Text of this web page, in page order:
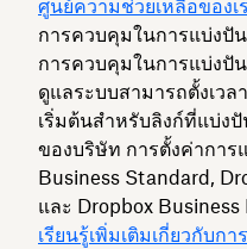
ศูนย์ความช่วยเหลือของเ
การควบคุมในการแบ่งปัน
การควบคุมในการแบ่งปั
ดูแลระบบสามารถตั้งเวล
เริ่มต้นสำหรับลิงก์ที่แบ่ง
ของบริษัท การตั้งค่าการ
Business Standard,
และ Dropbox Business
เรียนรู้เพิ่มเติมเกี่ยวกับก